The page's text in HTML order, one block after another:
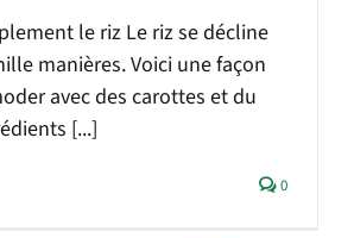
le riz Le riz se décline
manières. Voici une façon
avec des carottes et du
[...]
0